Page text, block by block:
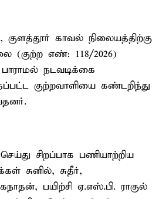
குளத்தூர் காவல் நிலையத்திற்கு
(குற்ற‌ எண்: 118/2026)
நடவடிக்கை
குற்றவாளியை கண்டறிந்து
சிறப்பாக பணியாற்றிய
சுனில், சுதீர்,
பயிற்சி ஏ.எஸ்.பி. ராகுல்